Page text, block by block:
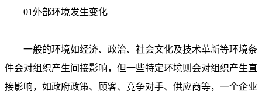
01外部环境发生变化
一般的环境如经济、政治、社会文化及技术革新等环境条
件会对组织产生间接影响，但一些特定环境则会对组织产生直
接影响，如政府政策、顾客、竞争对手、供应商等，一个企业